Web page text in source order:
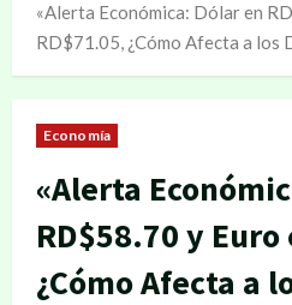
«Alerta Económica: Dólar en
RD$71.05, ¿Cómo Afecta a los
Economía
«Alerta
RD$58.70 y
¿Cómo Afecta a